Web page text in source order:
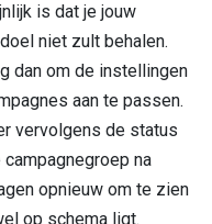
is dat je jouw
niet zult behalen.
dan om de instellingen
aan te passen.
vervolgens de status
na
opnieuw om te zien
op schema ligt.